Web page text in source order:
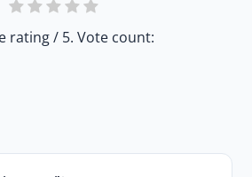
rating/ 5. Vote count: